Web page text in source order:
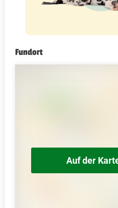
Fundort
Auf der